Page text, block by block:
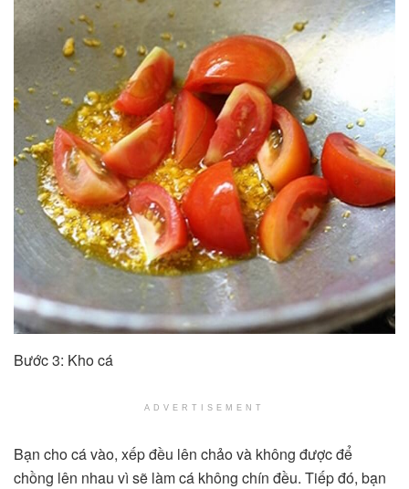
Bước 3: Kho cá
ADVERTISEMENT
Bạn cho cá vào, xếp đều lên chảo và không được để
chồng lên nhau vì sẽ làm cá không chín đều. Tiếp đó, bạn